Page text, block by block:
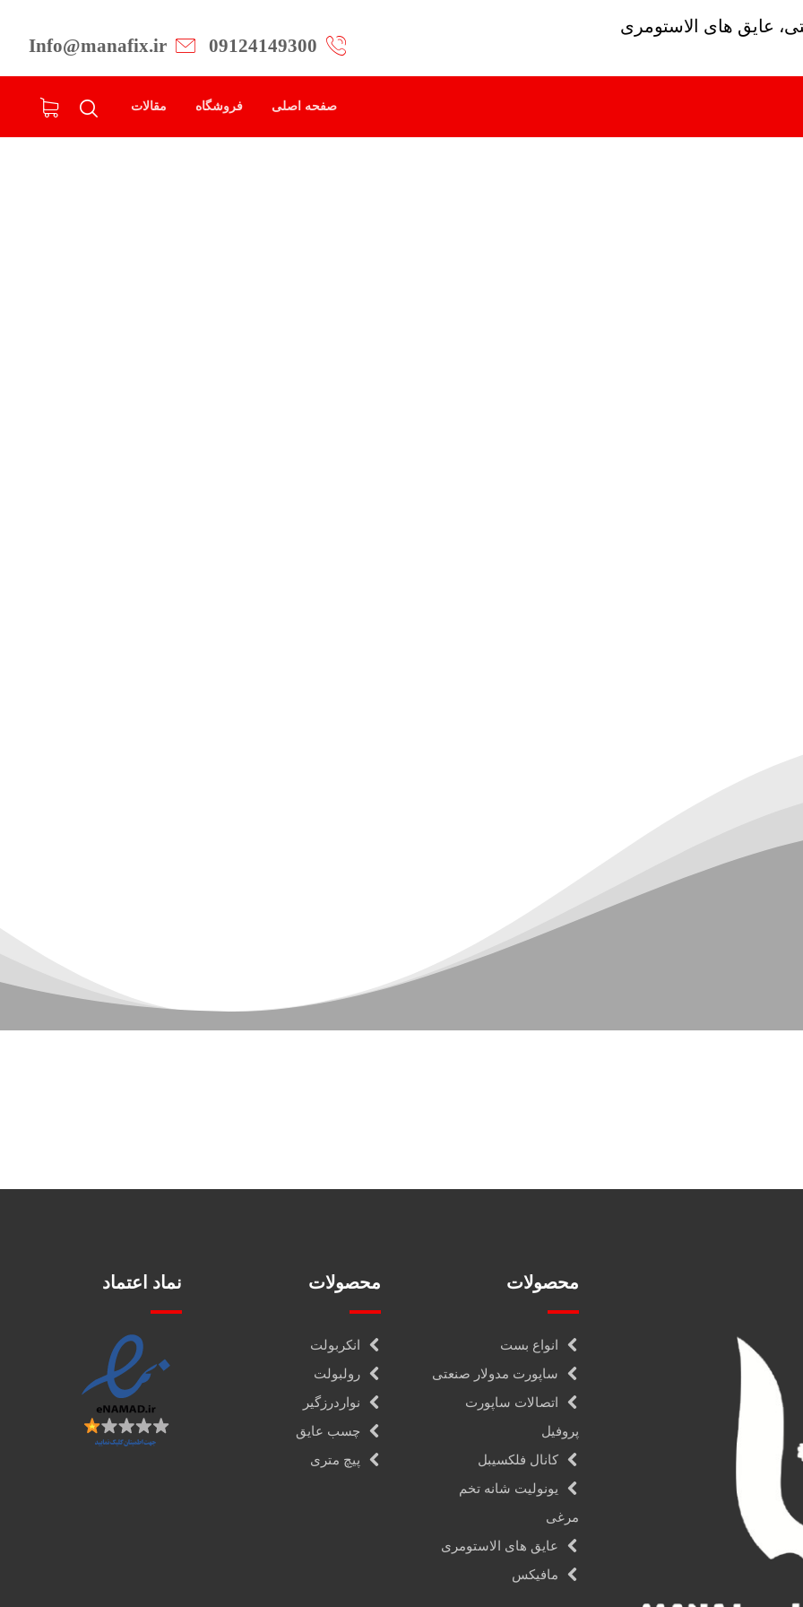
عایق های الاستومری
Info@manafix.ir 09124149300
صفحه اصلی فروشگاه مقالات
محصولات
انواع بست
ساپورت مدولار صنعتی
اتصالات ساپورت
پروفیل
کانال فلکسیبل
یونولیت شانه تخم
مرغی
عایق های الاستومری
مافیکس
محصولات
انکربولت
رولبولت
نواردرزگیر
چسب عایق
پیچ متری
نماد اعتماد